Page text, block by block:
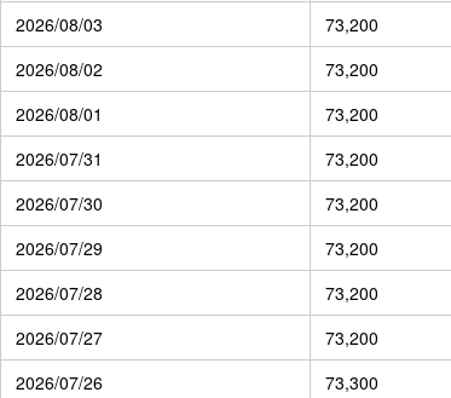
2026/08/03
73,200
2026/08/02
73,200
2026/08/01
73,200
2026/07/31
73,200
2026/07/30
73,200
2026/07/29
73,200
2026/07/28
73,200
2026/07/27
73,200
2026/07/26
73,300